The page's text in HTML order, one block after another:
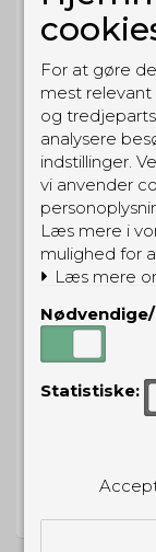
Mobil nr.
+45
Adgangskode*
Bekræft
For at gøre
mest
og
analysere
indstillinger.
vi anvender
Læs mere i
mulighed for
Læs mere
Statistiske: